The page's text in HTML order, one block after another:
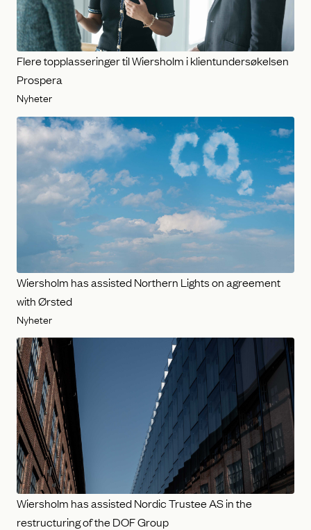
Flere topplasseringer til Wiersholm i klientundersøkelsen
Prospera
Nyheter
Wiersholm has assisted Northern Lights on agreement
with Ørsted
Nyheter
Wiersholm has assisted Nordic Trustee AS in the
restructuring of the DOF Group